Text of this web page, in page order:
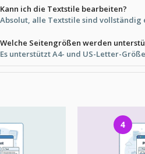
Kann ich die Textstile bearbeiten?
Absolut, alle Textstile sind
Welche Seitengrößen werden
Es unterstützt A4- und US-Letter-
4